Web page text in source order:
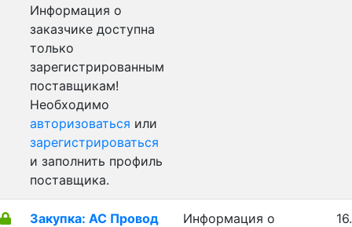
Информация о
заказчике доступна
только
зарегистрированным
поставщикам!
Необходимо
авторизоваться или
зарегистрироваться
и заполнить профиль
поставщика.
Закупка: АС Провод
Информация о